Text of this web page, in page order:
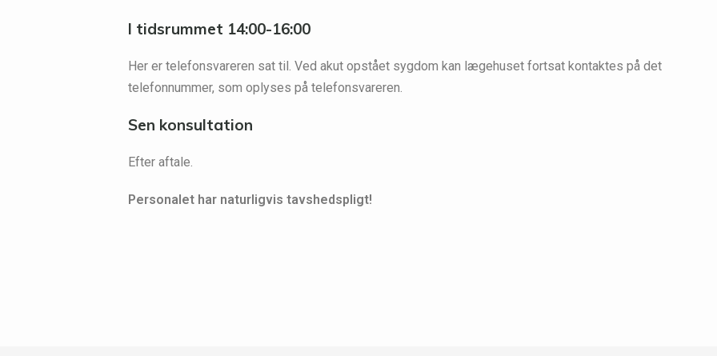
I tidsrummet 14:00-16:00
Her er telefonsvareren sat til. Ved akut opstået sygdom kan lægehuset fortsat kontaktes på det
telefonnummer, som oplyses på telefonsvareren.
Sen konsultation
Efter aftale.
Personalet har naturligvis tavshedspligt!